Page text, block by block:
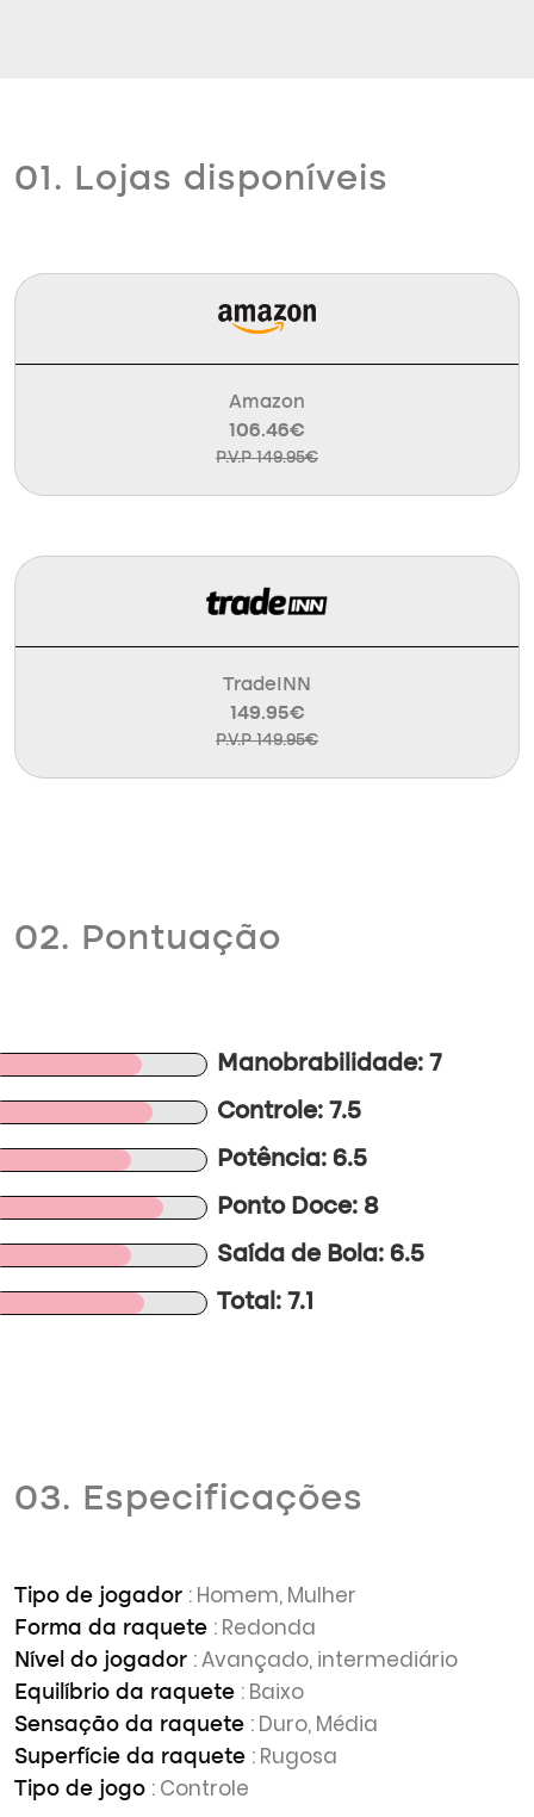
01. Lojas disponíveis
Amazon
106.46€
P.V.P 149.95€
TradeINN
149.95€
P.V.P 149.95€
02. Pontuação
Manobrabilidade: 7
Controle: 7.5
Potência: 6.5
Ponto Doce: 8
Saída de Bola: 6.5
Total: 7.1
03. Especificações
Tipo de jogador : Homem, Mulher
Forma da raquete : Redonda
Nível do jogador : Avançado, intermediário
Equilíbrio da raquete : Baixo
Sensação da raquete : Duro, Média
Superfície da raquete : Rugosa
Tipo de jogo : Controle